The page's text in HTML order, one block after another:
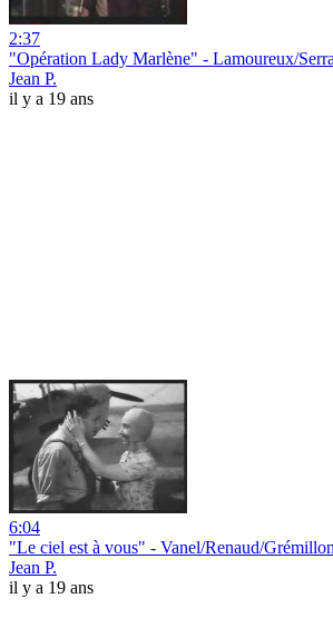
2:37
"Opération Lady Marlène" - Lamoureux/
Jean P.
il y a 19 ans
6:04
"Le ciel est à vous" - Vanel/Renaud/Grémillon
Jean P.
il y a 19 ans